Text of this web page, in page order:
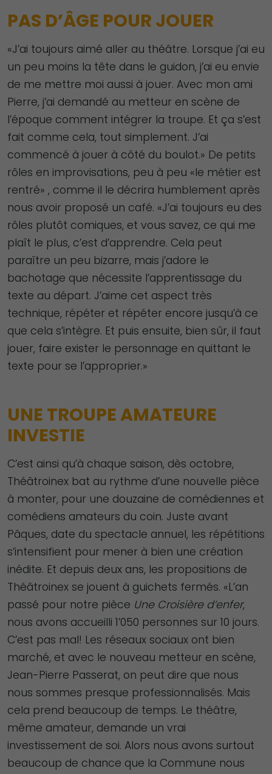
PAS D’ÂGE POUR JOUER
«J’ai toujours aimé aller au théâtre. Lorsque j’ai eu
un peu moins la tête dans le guidon, j’ai eu envie
de me mettre moi aussi à jouer. Avec mon ami
Pierre, j’ai demandé au metteur en scène de
l’époque comment intégrer la troupe. Et ça s’est
fait comme cela, tout simplement. J’ai
commencé à jouer à côté du boulot.» De petits
rôles en improvisations, peu à peu «le métier est
rentré» , comme il le décrira humblement après
nous avoir proposé un café. «J’ai toujours eu des
rôles plutôt comiques, et vous savez, ce qui me
plaît le plus, c’est d’apprendre. Cela peut
paraître un peu bizarre, mais j’adore le
bachotage que nécessite l’apprentissage du
texte au départ. J’aime cet aspect très
technique, répéter et répéter encore jusqu’à ce
que cela s’intègre. Et puis ensuite, bien sûr, il faut
jouer, faire exister le personnage en quittant le
texte pour se l’approprier.»
UNE TROUPE AMATEURE
INVESTIE
C’est ainsi qu’à chaque saison, dès octobre,
Théâtroinex bat au rythme d’une nouvelle pièce
à monter, pour une douzaine de comédiennes et
comédiens amateurs du coin. Juste avant
Pâques, date du spectacle annuel, les répétitions
s’intensifient pour mener à bien une création
inédite. Et depuis deux ans, les propositions de
Théâtroinex se jouent à guichets fermés. «L’an
passé pour notre pièce Une Croisière d’enfer,
nous avons accueilli 1’050 personnes sur 10 jours.
C’est pas mal! Les réseaux sociaux ont bien
marché, et avec le nouveau metteur en scène,
Jean-Pierre Passerat, on peut dire que nous
nous sommes presque professionnalisés. Mais
cela prend beaucoup de temps. Le théâtre,
même amateur, demande un vrai
investissement de soi. Alors nous avons surtout
beaucoup de chance que la Commune nous